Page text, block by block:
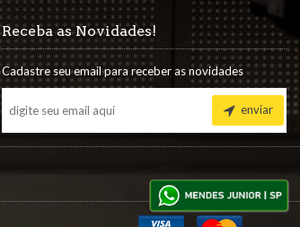
Receba as Novidades!
Cadastre seu email para receber as novidades
enviar